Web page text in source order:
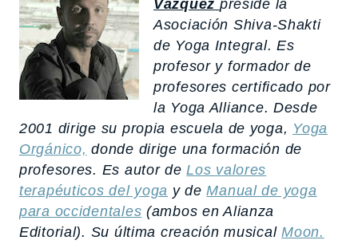
Vázquez preside la
Asociación Shiva-Shakti
de Yoga Integral. Es
profesor y formador de
profesores certificado por
la Yoga Alliance. Desde
2001 dirige su propia escuela de yoga, Yoga
Orgánico, donde dirige una formación de
profesores. Es autor deLos valores
terapéuticos del yoga y deManual de yoga
para occidentales (ambos en Alianza
Editorial). Su última creación musicalMoon.